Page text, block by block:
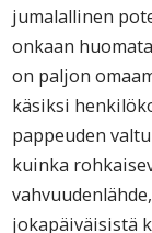
jumalallinen
onkaan
on paljon
käsiksi
pappeuden
kuinka
jokapäiväisistä